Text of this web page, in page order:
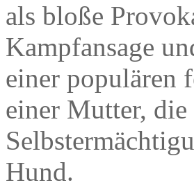
als bloße
Kampfansage
einer populären
einer Mutter,
Hund.